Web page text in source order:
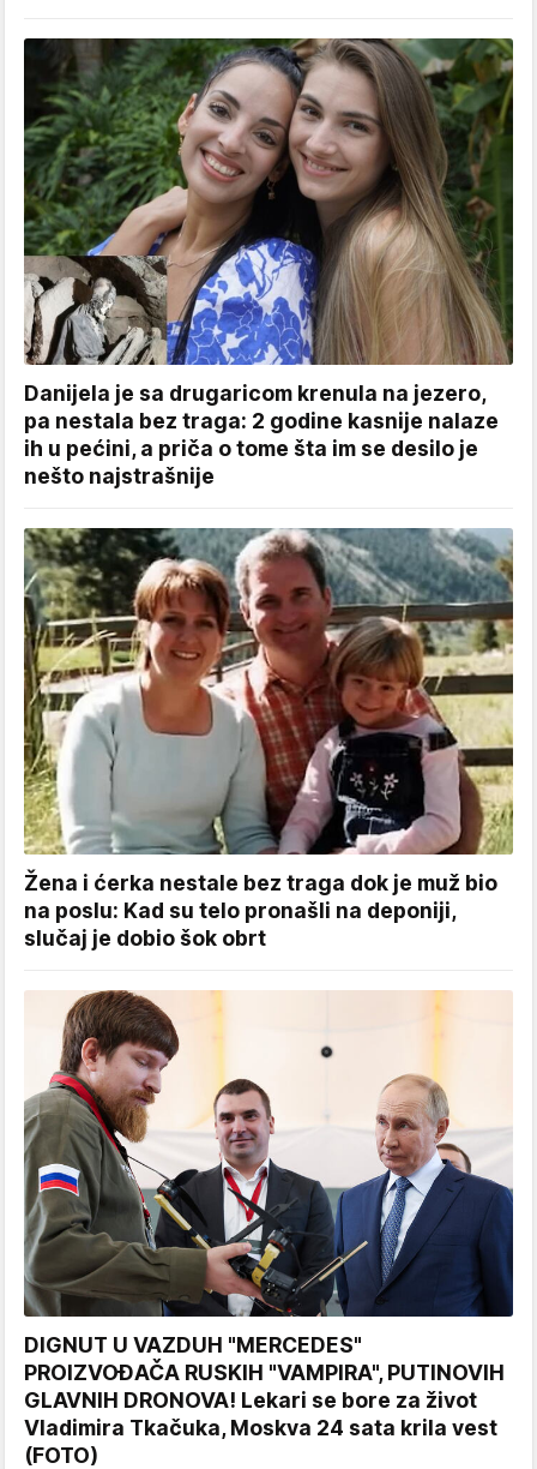
Danijela je sa drugaricom krenula na jezero,
pa nestala bez traga: 2 godine kasnije nalaze
ih u pećini, a priča o tome šta im se desilo je
nešto najstrašnije
Žena i ćerka nestale bez traga dok je muž bio
na poslu: Kad su telo pronašli na deponiji,
slučaj je dobio šok obrt
DIGNUT U VAZDUH "MERCEDES"
PROIZVOĐAČA RUSKIH "VAMPIRA", PUTINOVIH
GLAVNIH DRONOVA! Lekari se bore za život
Vladimira Tkačuka, Moskva 24 sata krila vest
(FOTO)